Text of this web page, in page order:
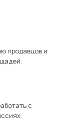
продавцов и
с